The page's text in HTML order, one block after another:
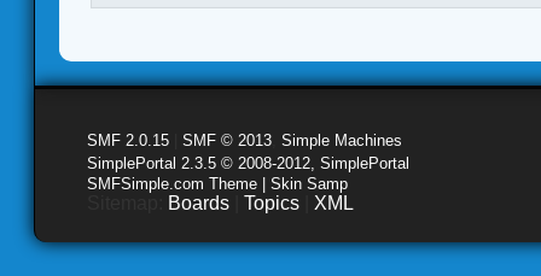
SMF 2.0.15 SMF © 2013 Simple Machines
SimplePortal 2.3.5 © 2008-2012, SimplePortal
SMFSimple.com Theme | Skin Samp
Boards Topics XML